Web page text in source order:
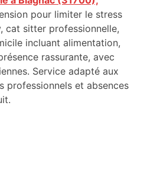
pour limiter le stress
cat sitter professionnelle,
incluant alimentation,
rassurante, avec
Service adapté aux
professionnels et absences